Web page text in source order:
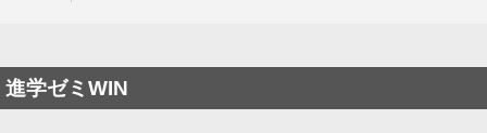
進学ゼミWIN